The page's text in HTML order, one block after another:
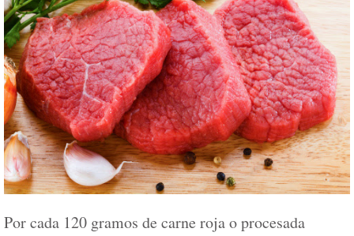
Por cada 120 gramos de carne roja o procesada